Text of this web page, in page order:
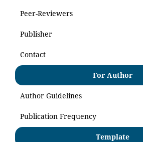
Peer-Reviewers
Publisher
Contact
For Author
Author Guidelines
Publication Frequency
Template